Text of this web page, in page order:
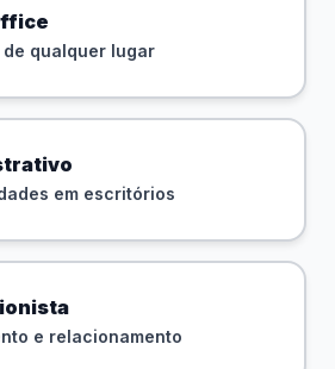
de qualquer lugar
em escritórios
e relacionamento